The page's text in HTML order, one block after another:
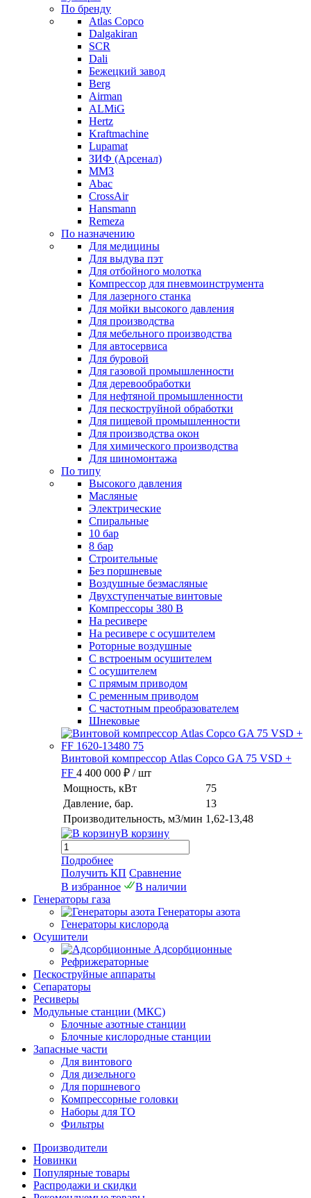
По бренду
Atlas Copco
Dalgakiran
SCR
Dali
Бежецкий завод
Berg
Airman
ALMiG
Hertz
Kraftmachine
Lupamat
ЗИФ (Арсенал)
ММЗ
Abac
CrossAir
Hansmann
Remeza
По назначению
Для медицины
Для выдува пэт
Для отбойного молотка
Компрессор для пневмоинструмента
Для лазерного станка
Для мойки высокого давления
Для производства
Для мебельного производства
Для автосервиса
Для буровой
Для газовой промышленности
Для деревообработки
Для нефтяной промышленности
Для пескоструйной обработки
Для пищевой промышленности
Для производства окон
Для химического производства
Для шиномонтажа
По типу
Высокого давления
Масляные
Электрические
Спиральные
10 бар
8 бар
Cтроительные
Без поршневые
Воздушные безмасляные
Двухступенчатые винтовые
Компрессоры 380 В
На ресивере
На ресивере с осушителем
Роторные воздушные
С встроеным осушителем
С осушителем
С прямым приводом
С ременным приводом
С частотным преобразователем
Шнековые
Винтовой компрессор Atlas Copco GA 75 VSD +
FF 4 400 000 ₽ / шт
Мощность, кВт
75
Давление, бар.
13
Производительность, м3/мин 1,62-13,48
В корзину
Подробнее
Получить КП Сравнение
В избранное
В наличии
Генераторы газа
Генераторы азота
Генераторы кислорода
Осушители
Адсорбционные
Рефрижераторные
Пескоструйные аппараты
Сепараторы
Ресиверы
Модульные станции (МКС)
Блочные азотные станции
Блочные кислородные станции
Запасные части
Для винтового
Для дизельного
Для поршневого
Компрессорные головки
Наборы для ТО
Фильтры
Производители
Новинки
Популярные товары
Распродажи и скидки